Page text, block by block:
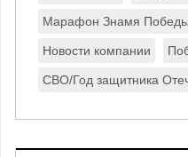
Марафон Знамя Победы
Новости компании
СВО/Год защитника